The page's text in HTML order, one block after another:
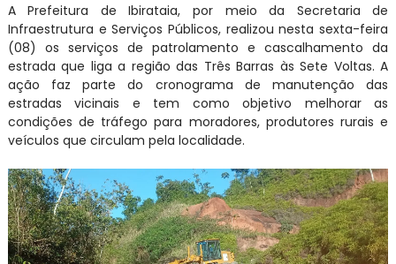
A Prefeitura de Ibirataia, por meio da Secretaria de
Infraestrutura e Serviços Públicos, realizou nesta sexta-feira
(08) os serviços de patrolamento e cascalhamento da
estrada que liga a região das Três Barras às Sete Voltas. A
ação faz parte do cronograma de manutenção das
estradas vicinais e tem como objetivo melhorar as
condições de tráfego para moradores, produtores rurais e
veículos que circulam pela localidade.